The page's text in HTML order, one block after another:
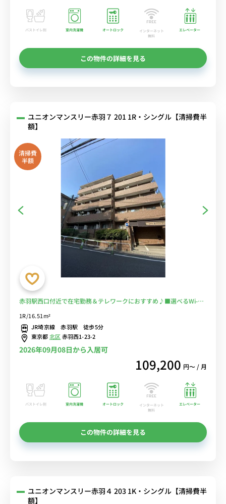
バストイレ別 室内洗濯機 オートロック
インターネット
無料
エレベーター
この物件の詳細を見る
ユニオンマンスリー赤羽７ 201 1R・シングル【清掃費半
額】
清掃費
半額
赤羽駅西口付近で在宅勤務＆テレワークにおすすめ♪■選べるWi-Fi
1R/16.51m²
JR埼京線 赤羽駅 徒歩5分
東京都北区赤羽西1-23-2
2026年09月08日から入居可
109,200 円〜 / 月
バストイレ別 室内洗濯機 オートロック
インターネット
無料
エレベーター
この物件の詳細を見る
ユニオンマンスリー赤羽４ 203 1K・シングル【清掃費半
額】